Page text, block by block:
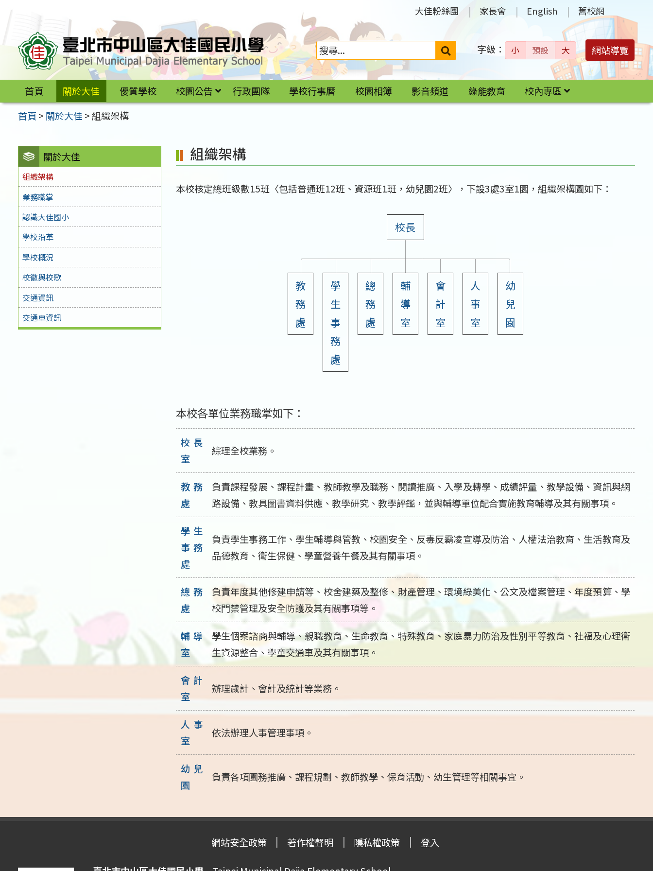
區
大佳粉絲團 家長會 English 舊校網
搜
字級： 小 預設 大 網站導覽
首頁 關於大佳 優質學校 校園公告 行政團隊 學校行事曆 校園相簿 影音頻道 綠能教育
校內專區
首頁 > 關於大佳 >組織架構
關於大佳
組織架構
業務職掌
認識大佳國小
學校沿革
學校概況
校徽與校歌
交通資訊
交通車資訊
組織架構
本校核定總班級數15班〈包括普通班12班、資源班1班，幼兒園2班〉，下設3處3室1園，組織架構圖如下：
校長
教
務
處
學
生
事
務
處
總
務
處
輔
導
室
會
計
室
人
事
室
幼
兒
園
本校各單位業務職掌如下：
校長
室
綜理全校業務。
教務
處
負責課程發展、課程計畫、教師教學及職務、閱讀推廣、入學及轉學、成績評量、教學設備、資訊與網
路設備、教具圖書資料供應、教學研究、教學評鑑，並與輔導單位配合實施教育輔導及其有關事項。
學生
事務
處
負責學生事務工作、學生輔導與管教、校園安全、反毒反霸凌宣導及防治、人權法治教育、生活教育及
品德教育、衛生保健、學童營養午餐及其有關事項。
總務
處
負責年度其他修建申請等、校舍建築及整修、財產管理、環境綠美化、公文及檔案管理、年度預算、學
校門禁管理及安全防護及其有關事項等。
輔導
室
學生個案諮商與輔導、親職教育、生命教育、特殊教育、家庭暴力防治及性別平等教育、社福及心理衛
生資源整合、學童交通車及其有關事項。
會計
室
辦理歲計、會計及統計等業務。
人事
室
依法辦理人事管理事項。
幼兒
園
負責各項園務推廣、課程規劃、教師教學、保育活動、幼生管理等相關事宜。
網站安全政策 著作權聲明 隱私權政策 登入